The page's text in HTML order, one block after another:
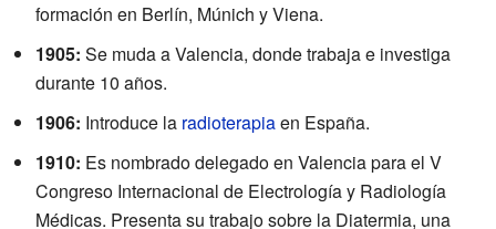
formación en Berlín, Múnich y Viena.
1905: Se muda a Valencia, donde trabaja e investiga
durante 10 años.
1906: Introduce la radioterapiaen España.
1910: Es nombrado delegado en Valencia para el V
Congreso Internacional de Electrología y Radiología
Médicas. Presenta su trabajo sobre la Diatermia, una